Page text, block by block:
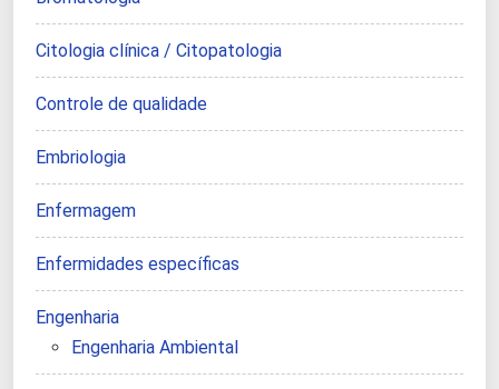
Citologia clínica / Citopatologia
Controle de qualidade
Embriologia
Enfermagem
Enfermidades específicas
Engenharia
Engenharia Ambiental